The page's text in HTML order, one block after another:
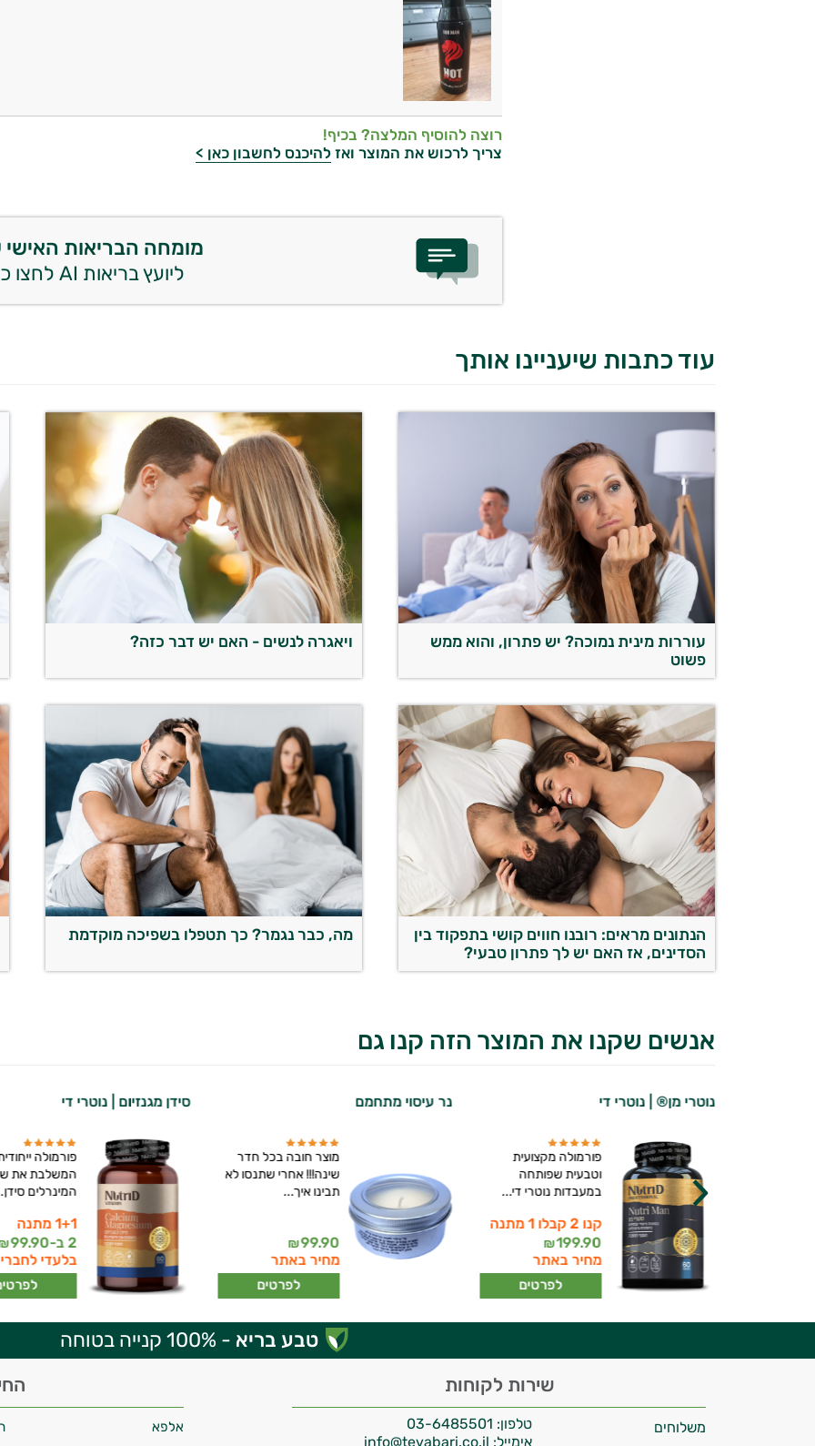
רוצה להוסיף המלצה? בכיף!
צריך לרכוש את המוצר ואז להיכנס לחשבון כאן >
מומחה הבריאות
ליועץ בריאות AI לחצו כאן
עוד כתבות שיעניינו אותך
עוררות מינית נמוכה? יש פתרון, והוא ממש
פשוט
ויאגרה לנשים - האם יש דבר כזה?
הנתונים מראים: רובנו חווים קושי בתפקוד בין
הסדינים, אז האם יש לך פתרון טבעי?
מה, כבר נגמר? כך תטפלו בשפיכה מוקדמת
אנשים שקנו את המוצר הזה קנו גם
נוטרי מן® | נוטרי די
פורמולה מקצועית
וטבעית שפותחה
במעבדות נוטרי די...
קנו 2 קבלו 1 מתנה
199.90
₪
מחיר באתר
לפרטים
נר עיסוי מתחמם
מוצר חובה בכל חדר
שינה!!! אחרי שתנסו לא
תבינו איך...
99.90
₪
מחיר באתר
לפרטים
סידן מגנזיום | נוטרי די
פורמולה
המשלבת את
המינרלים
1+1 מתנה
2 ב-
99.90
בלעדי לחברי
טבע בריא - 100% קנייה בטוחה
שירות לקוחות
טלפון: 03-6485501
אימייל:
משלוחים
אלפא
יועץ בריאות אישי AI
התשובות שלי מבוססות על מאגרי מידע קליניים